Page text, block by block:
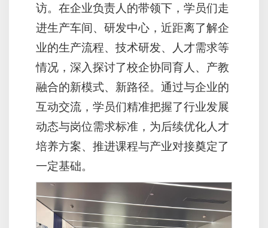
访。在企业负责人的带领下，学员们走
进生产车间、研发中心，近距离了解企
业的生产流程、技术研发、人才需求等
情况，深入探讨了校企协同育人、产教
融合的新模式、新路径。通过与企业的
互动交流，学员们精准把握了行业发展
动态与岗位需求标准，为后续优化人才
培养方案、推进课程与产业对接奠定了
一定基础。